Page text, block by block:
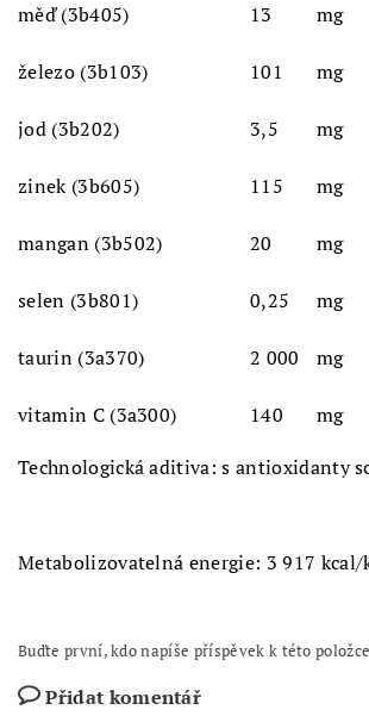
měď (3b405) 13 mg
železo (3b103) 101 mg
jod (3b202) 3,5 mg
zinek (3b605) 115 mg
mangan (3b502) 20 mg
selen (3b801) 0,25 mg
taurin (3a370) 2 000 mg
vitamin C (3a300) 140
mg
Technologická aditiva: s antioxidanty
Metabolizovatelná energie: 3 917
Buďte první, kdo napíše příspěvek k této
Přidat komentář